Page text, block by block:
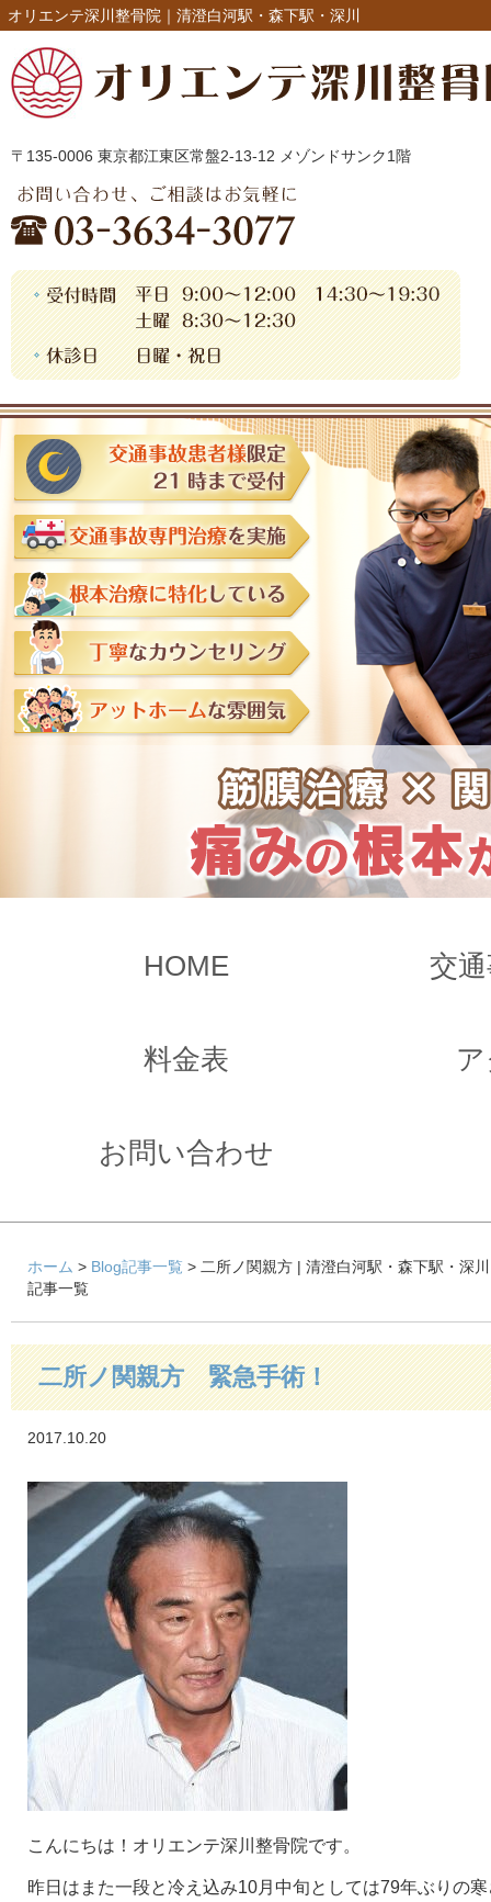
オリエンテ深川整骨院｜清澄白河駅・森下駅・深川
〒135-0006 東京都江東区常盤2-13-12 メゾンドサンク1階
HOME 交
料金表
お問い合わせ
ホーム > Blog記事一覧 > 二所ノ関親方 | 清澄白河駅・森下駅・深
記事一覧
二所ノ関親方 緊急手術！
2017.10.20
こんにちは！オリエンテ深川整骨院です。
昨日はまた一段と冷え込み10月中旬としては79年ぶりの